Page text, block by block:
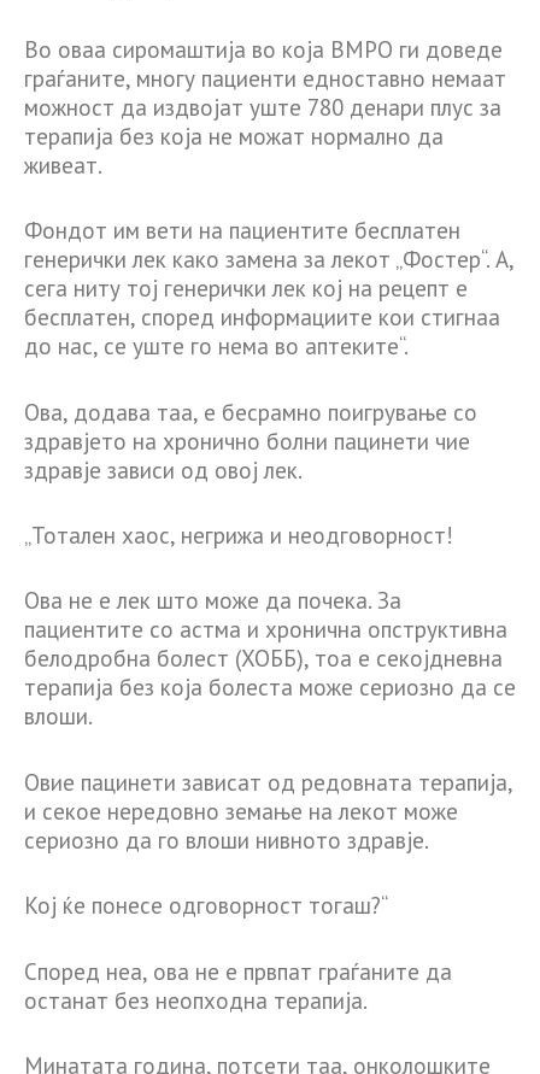
Во оваа сиромаштија во која ВМРО ги доведе
граѓаните, многу пациенти едноставно немаат
можност да издвојат уште 780 денари плус за
терапија без која не можат нормално да
живеат.
Фондот им вети на пациентите бесплатен
генерички лек како замена за лекот „Фостер“. А,
сега ниту тој генерички лек кој на рецепт е
бесплатен, според информациите кои стигнаа
до нас, се уште го нема во аптеките“.
Ова, додава таа, е бесрамно поигрување со
здравјето на хронично болни пацинети чие
здравје зависи од овој лек.
„Тотален хаос, негрижа и неодговорност!
Ова не е лек што може да почека. За
пациентите со астма и хронична опструктивна
белодробна болест (ХОББ), тоа е секојдневна
терапија без која болеста може сериозно да се
влоши.
Овие пацинети зависат од редовната терапија,
и секое нередовно земање на лекот може
сериозно да го влоши нивното здравје.
Кој ќе понесе одговорност тогаш?“
Според неа, ова не е првпат граѓаните да
останат без неопходна терапија.
Минатата година, потсети таа, онколошките